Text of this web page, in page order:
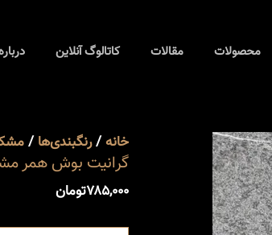
محصولات مقالات کاتالوگ آنلاین
خانه/رنگبندی‌ها/
گرانیت بوش همر
۷۸۵,۰۰۰تومان
همر